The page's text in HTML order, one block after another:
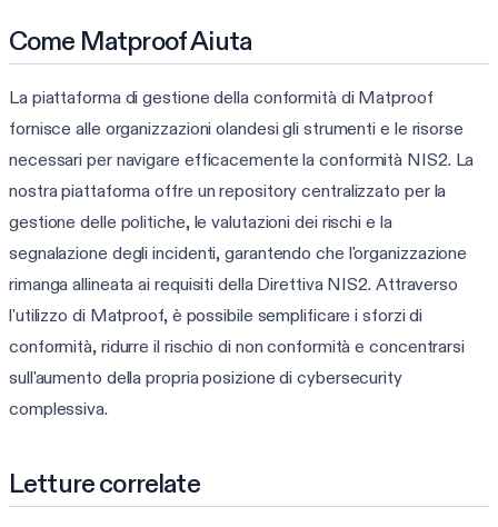
Come Matproof Aiuta
La piattaforma di gestione della conformità di Matproof
fornisce alle organizzazioni olandesi gli strumenti e le risorse
necessari per navigare efficacemente la conformità NIS2. La
nostra piattaforma offre un repository centralizzato per la
gestione delle politiche, le valutazioni dei rischi e la
segnalazione degli incidenti, garantendo che l'organizzazione
rimanga allineata ai requisiti della Direttiva NIS2. Attraverso
l'utilizzo di Matproof, è possibile semplificare i sforzi di
conformità, ridurre il rischio di non conformità e concentrarsi
sull'aumento della propria posizione di cybersecurity
complessiva.
Letture correlate